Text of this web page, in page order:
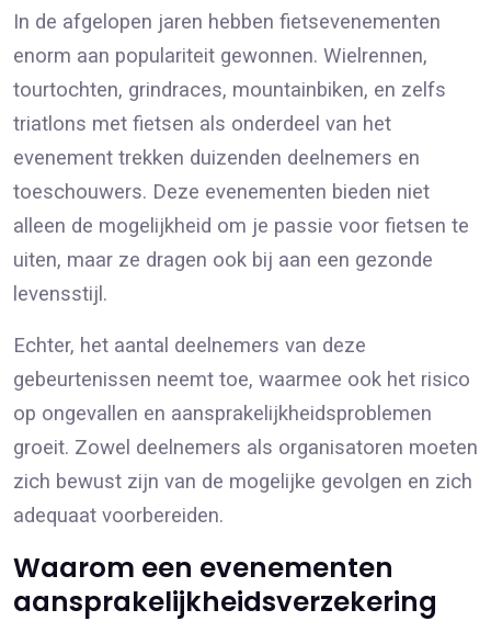
In de afgelopen jaren hebben fietsevenementen
enorm aan populariteit gewonnen. Wielrennen,
tourtochten, grindraces, mountainbiken, en zelfs
triatlons met fietsen als onderdeel van het
evenement trekken duizenden deelnemers en
toeschouwers. Deze evenementen bieden niet
alleen de mogelijkheid om je passie voor fietsen te
uiten, maar ze dragen ook bij aan een gezonde
levensstijl.
Echter, het aantal deelnemers van deze
gebeurtenissen neemt toe, waarmee ook het risico
op ongevallen en aansprakelijkheidsproblemen
groeit. Zowel deelnemers als organisatoren moeten
zich bewust zijn van de mogelijke gevolgen en zich
adequaat voorbereiden.
Waarom een evenementen
aansprakelijkheidsverzekering